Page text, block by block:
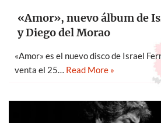
«Amor», nuevo álbum de
y Diego del Morao
«Amor» es el nuevo disco de Israel
venta el 25… Read More »